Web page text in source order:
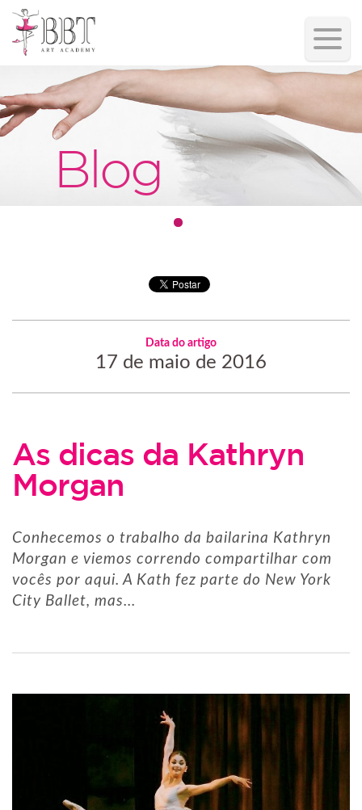
Blog
Data do artigo
17 de maio de 2016
As dicas da Kathryn
Morgan
Conhecemos o trabalho da bailarina Kathryn
Morgan e viemos correndo compartilhar com
vocês por aqui. A Kath fez parte do New York
City Ballet, mas...